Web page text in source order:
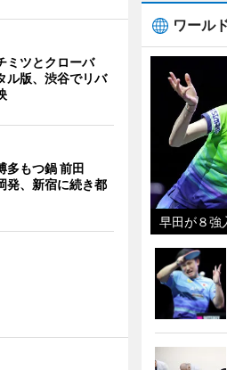
ミツとクローバ
ル版、渋谷でリバ
多もつ鍋 前田
、新宿に続き都
ワール
早田が８強